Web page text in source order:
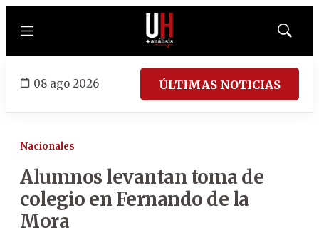
Menú
Mostrar
08 ago 2026 ÚLTIMAS NOTICIAS
Nacionales
Alumnos levantan toma de
colegio en Fernando de la
Mora